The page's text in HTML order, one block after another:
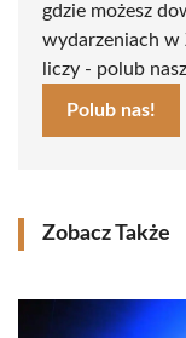
gdzie możesz
wydarzeniach w
liczy - polub
Polub nas!
Zobacz Także